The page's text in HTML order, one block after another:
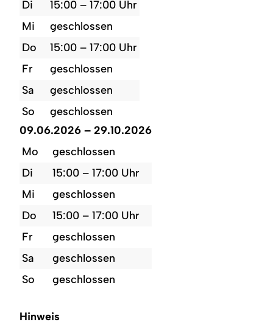
Di
15:00 – 17:00 Uhr
Mi
geschlossen
Do
15:00 – 17:00 Uhr
Fr
geschlossen
Sa
geschlossen
So
geschlossen
09.06.2026 – 29.10.2026
Mo
geschlossen
Di
15:00 – 17:00 Uhr
Mi
geschlossen
Do
15:00 – 17:00 Uhr
Fr
geschlossen
Sa
geschlossen
So
geschlossen
Hinweis